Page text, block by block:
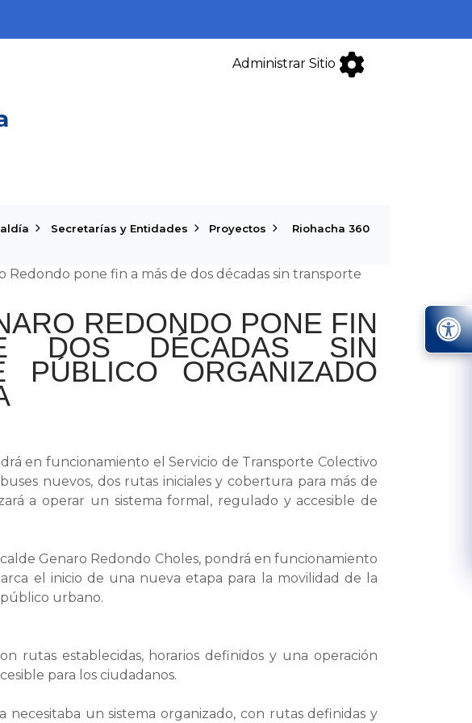
Administrar Sitio
Secretarías y Entidades Proyectos Riohacha 360
Redondo pone fin a más de dos décadas sin transporte
REDONDO PONE FIN
DÉCADAS SIN
PÚBLICO ORGANIZADO
en funcionamiento el Servicio de Transporte Colectivo
nuevos, dos rutas iniciales y cobertura para más de
a operar un sistema formal, regulado y accesible de
Genaro Redondo Choles, pondrá en funcionamiento
el inicio de una nueva etapa para la movilidad de la
urbano.
rutas establecidas, horarios definidos y una operación
para los ciudadanos.
un sistema organizado, con rutas definidas y